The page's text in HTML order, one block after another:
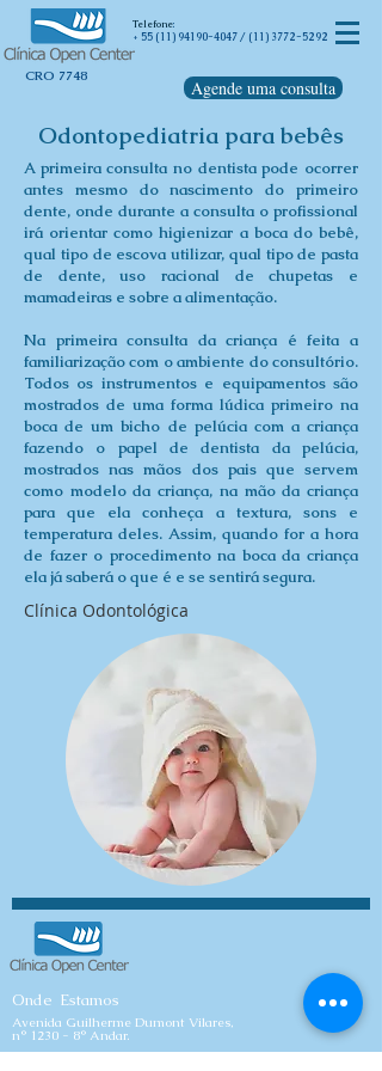
CRO 7748
Agende uma consulta
Telefone:
+ 55 (11) 94190-4047/ (11) 3772-5292
Odontopediatria para bebês
A primeira consulta no dentista pode ocorrer
antes mesmo do nascimento do primeiro
dente, onde durante a consulta o profissional
irá orientar como higienizar a boca do bebê,
qual tipo de escova utilizar, qual tipo de pasta
de dente, uso racional de chupetas e
mamadeiras e sobre a alimentação.
Na primeira consulta da criança é feita a
familiarização com o ambiente do consultório.
Todos os instrumentos e equipamentos são
mostrados de uma forma lúdica primeiro na
boca de um bicho de pelúcia com a criança
fazendo o papel de dentista da pelúcia,
mostrados nas mãos dos pais que servem
como modelo da criança, na mão da criança
para que ela conheça a textura, sons e
temperatura deles. Assim, quando for a hora
de fazer o procedimento na boca da criança
ela já saberá o que é e se sentirá segura.
Clínica Odontológica
Onde Estamos
Avenida Guilherme Dumont Vilares,
n° 1230 - 8° Andar.